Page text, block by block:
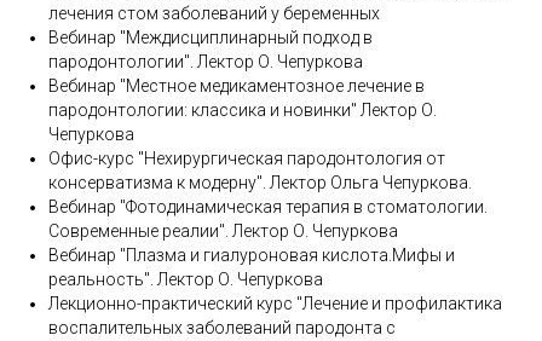
лечения стом заболеваний у беременных
Вебинар "Междисциплинарный подход в
пародонтологии". Лектор О. Чепуркова
Вебинар "Местное медикаментозное лечение в
пародонтологии: классика и новинки" Лектор О.
Чепуркова
Офис-курс "Нехирургическая пародонтология от
консерватизма к модерну". Лектор Ольга Чепуркова.
Вебинар "Фотодинамическая терапия в стоматологии.
Современные реалии". Лектор О. Чепуркова
Вебинар "Плазма и гиалуроновая кислота.Мифы и
реальность". Лектор О. Чепуркова
Лекционно-практический курс "Лечение и профилактика
воспалительных заболеваний пародонта с